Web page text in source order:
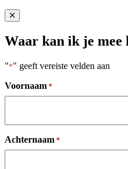
Close popup
Waar kan ik je mee
"*" geeft vereiste velden aan
Voornaam *
Achternaam *